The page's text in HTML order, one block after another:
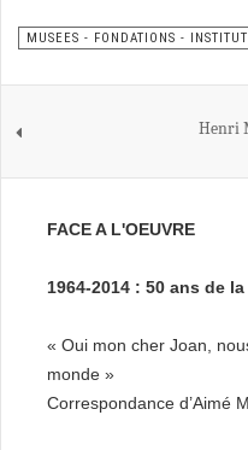
MUSEES - FONDATIONS -
Henri
FACE A L'OEUVRE
1964-2014 : 50 ans de
« Oui mon cher Joan,
monde »
Correspondance d’Aimé